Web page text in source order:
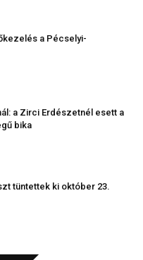
a Pécselyi-
a Zirci Erdészetnél esett a
bika
tüntettek ki október 23.